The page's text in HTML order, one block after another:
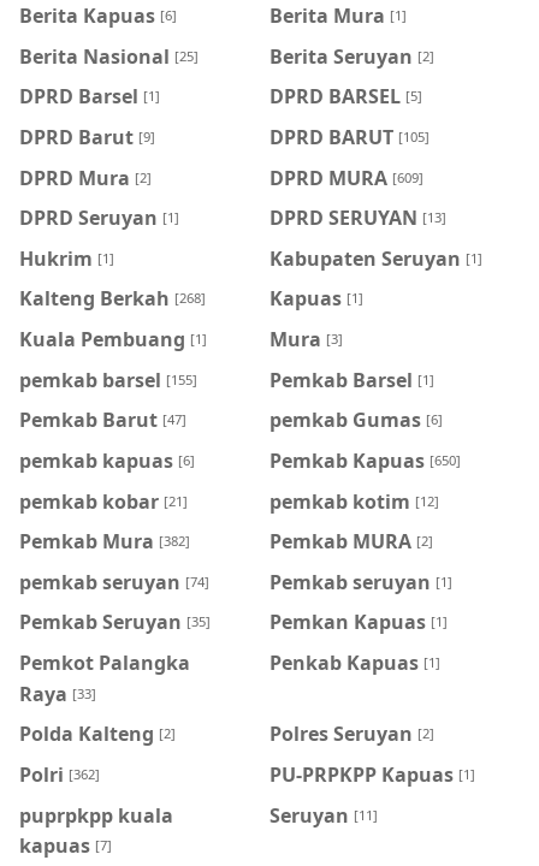
Berita Kapuas [6] Berita Mura [1]
Berita Nasional [25] Berita Seruyan [2]
DPRD Barsel [1] DPRD BARSEL [5]
DPRD Barut [9] DPRD BARUT [105]
DPRD Mura [2] DPRD MURA [609]
DPRD Seruyan [1] DPRD SERUYAN [13]
Hukrim [1] Kabupaten Seruyan [1]
Kalteng Berkah [268] Kapuas [1]
Kuala Pembuang [1] Mura [3]
pemkab barsel [155] Pemkab Barsel [1]
Pemkab Barut [47] pemkab Gumas [6]
pemkab kapuas [6] Pemkab Kapuas [650]
pemkab kobar [21] pemkab kotim [12]
Pemkab Mura [382] Pemkab MURA [2]
pemkab seruyan [74] Pemkab seruyan [1]
Pemkab Seruyan [35] Pemkan Kapuas [1]
Pemkot Palangka
Raya [33]
Penkab Kapuas [1]
Polda Kalteng [2] Polres Seruyan [2]
Polri [362] PU-PRPKPP Kapuas [1]
puprpkpp kuala
kapuas [7]
Seruyan [11]